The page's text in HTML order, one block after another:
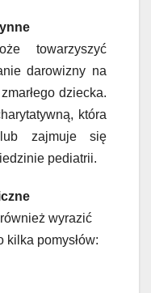
towarzyszyć
darowizny na
dziecka.
która
zajmuje się
pediatrii.
wyrazić
kilka pomysłów: